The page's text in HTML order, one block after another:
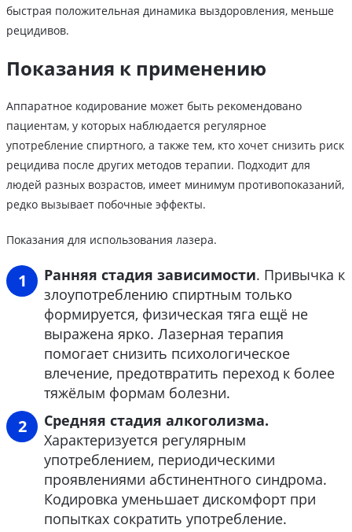
быстрая положительная динамика выздоровления, меньше
рецидивов.
Показания к применению
Аппаратное кодирование может быть рекомендовано
пациентам, у которых наблюдается регулярное
употребление спиртного, а также тем, кто хочет снизить риск
рецидива после других методов терапии. Подходит для
людей разных возрастов, имеет минимум противопоказаний,
редко вызывает побочные эффекты.
Показания для использования лазера.
Ранняя стадия зависимости. Привычка к
злоупотреблению спиртным только
формируется, физическая тяга ещё не
выражена ярко. Лазерная терапия
помогает снизить психологическое
влечение, предотвратить переход к более
тяжёлым формам болезни.
Средняя стадия алкоголизма.
Характеризуется регулярным
употреблением, периодическими
проявлениями абстинентного синдрома.
Кодировка уменьшает дискомфорт при
попытках сократить употребление.